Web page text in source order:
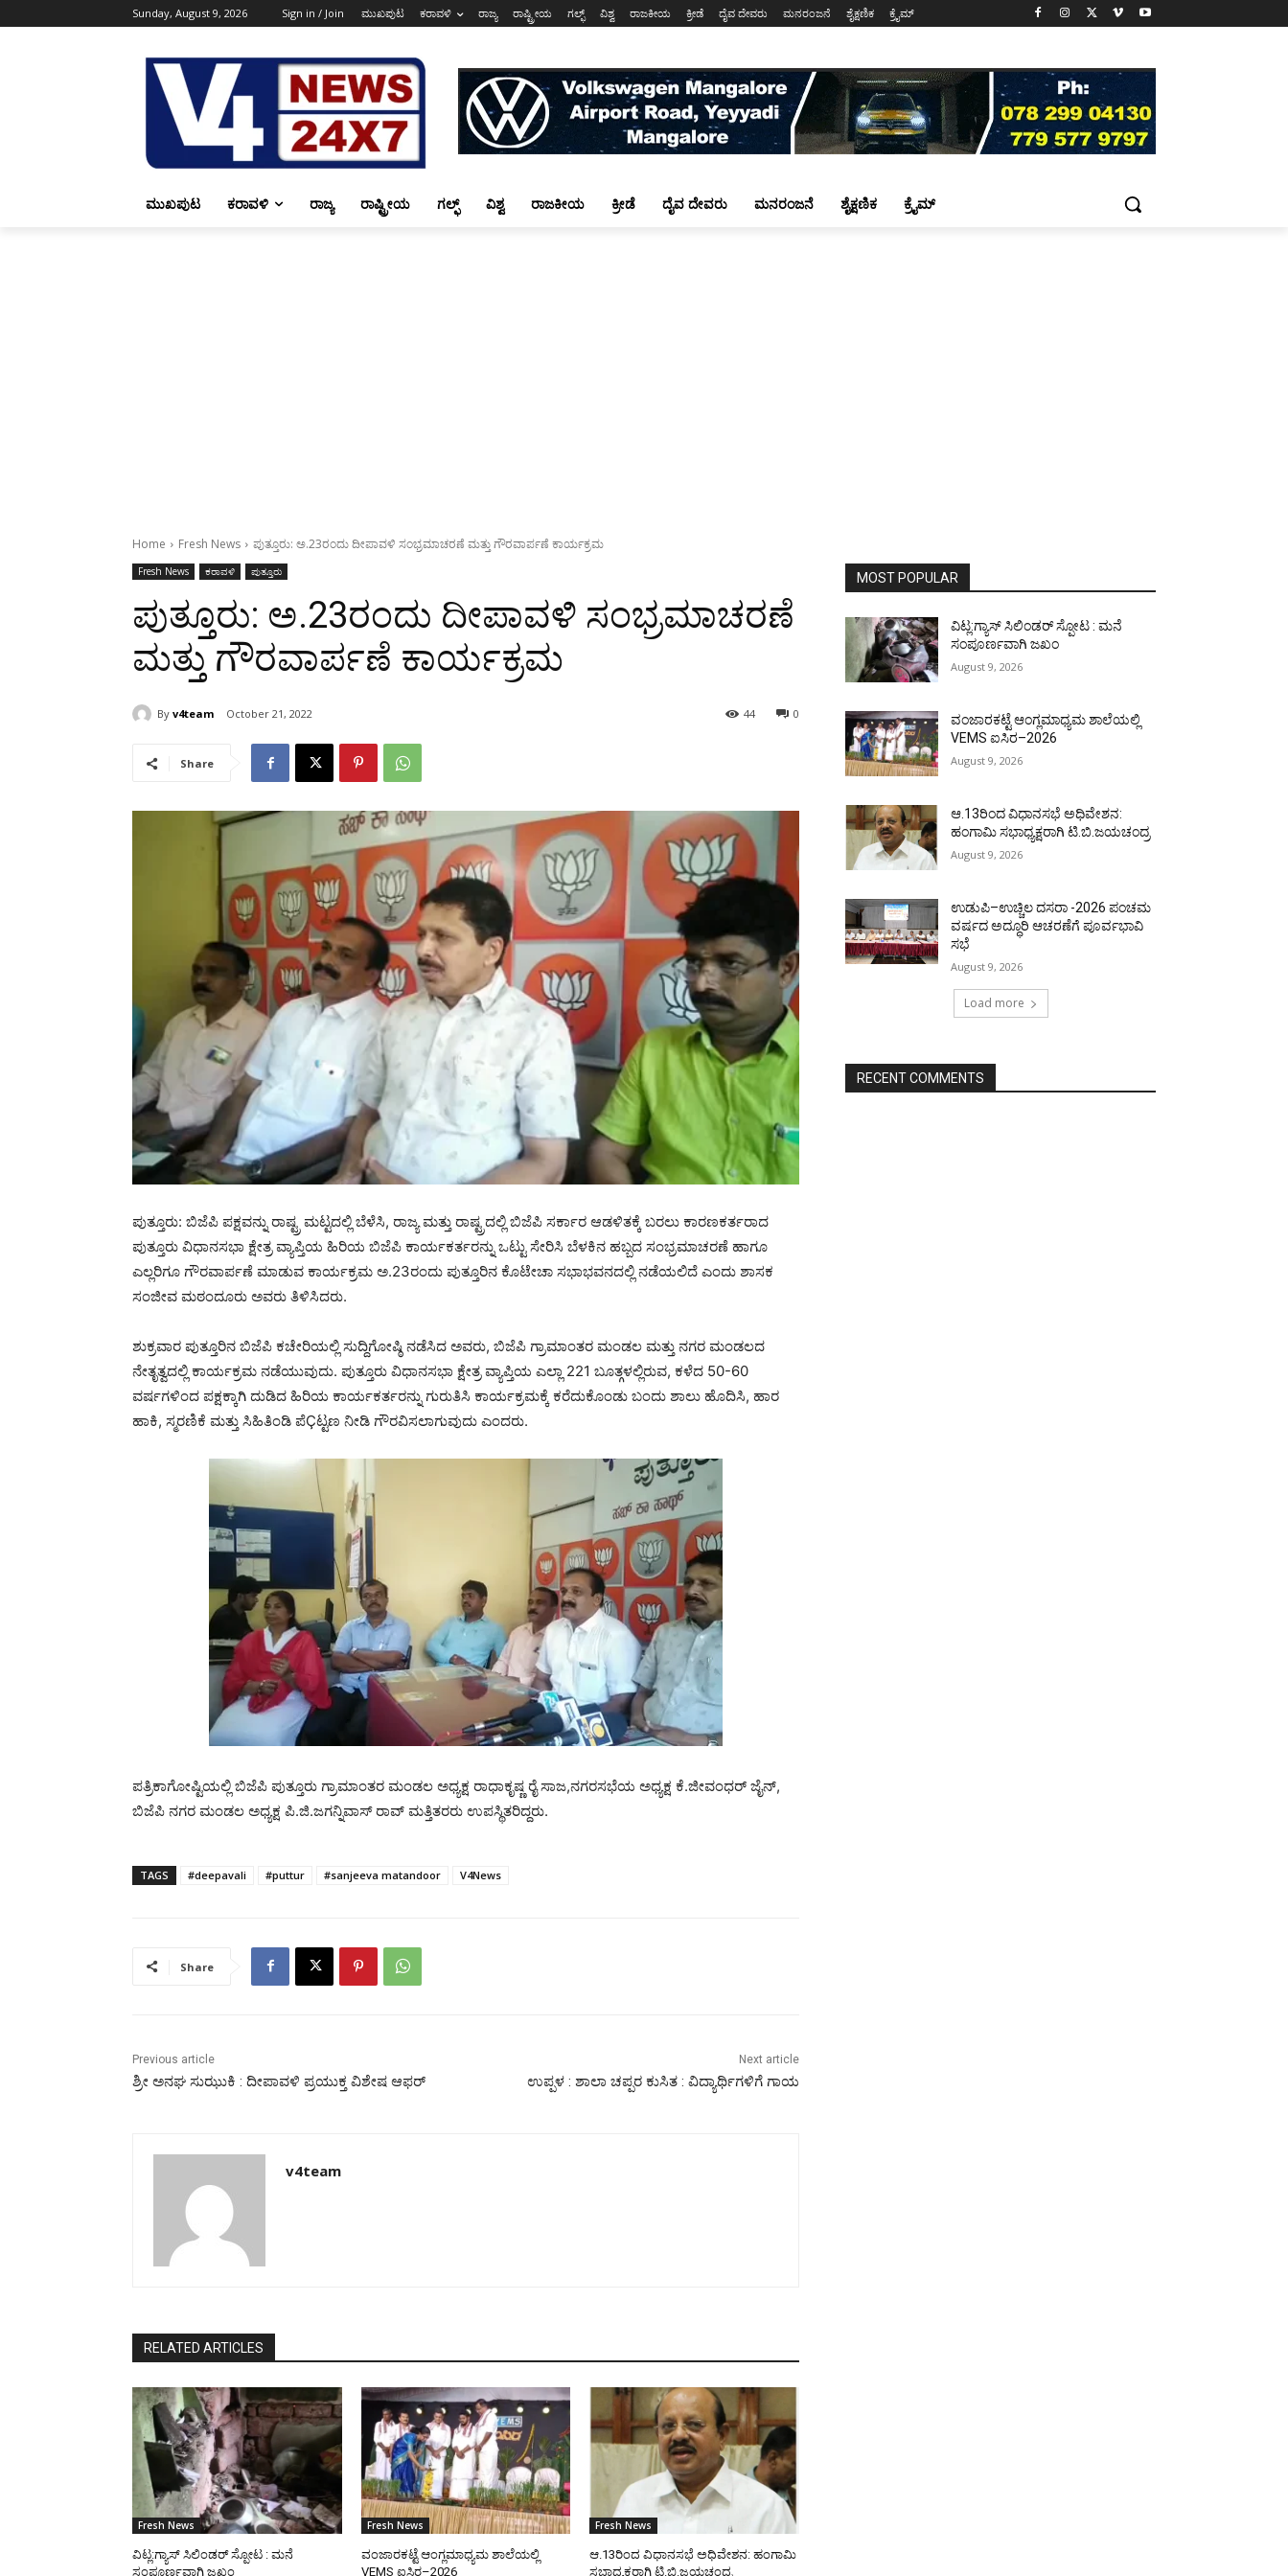
Sunday, August 9, 2026 Sign in / Join ಮುಖಪುಟ ಕರಾವಳಿ ರಾಜ್ಯ ರಾಷ್ಟ್ರೀಯ ಗಲ್ಫ್ ವಿಶ್ವ ರಾಜಕೀಯ ಕ್ರೀಡೆ ದೈವ ದೇವರು ಮನರಂಜನೆ ಶೈಕ್ಷಣಿಕ ಕ್ರೈಮ್
ಮುಖಪುಟ ಕರಾವಳಿ ರಾಜ್ಯ ರಾಷ್ಟ್ರೀಯ ಗಲ್ಫ್ ವಿಶ್ವ ರಾಜಕೀಯ ಕ್ರೀಡೆ ದೈವ ದೇವರು ಮನರಂಜನೆ ಶೈಕ್ಷಣಿಕ ಕ್ರೈಮ್
Home Fresh News ಪುತ್ತೂರು: ಅ.23ರಂದು ದೀಪಾವಳಿ ಸಂಭ್ರಮಾಚರಣೆ ಮತ್ತು ಗೌರವಾರ್ಪಣೆ ಕಾರ್ಯಕ್ರಮ
Fresh News ಕರಾವಳಿ ಪುತ್ತೂರು
ಪುತ್ತೂರು: ಅ.23ರಂದು ದೀಪಾವಳಿ ಸಂಭ್ರಮಾಚರಣೆ
ಮತ್ತು ಗೌರವಾರ್ಪಣೆ ಕಾರ್ಯಕ್ರಮ
By v4team October 21, 2022 0
44
Share
ಪುತ್ತೂರು: ಬಿಜೆಪಿ ಪಕ್ಷವನ್ನು ರಾಷ್ಟ್ರ ಮಟ್ಟದಲ್ಲಿ ಬೆಳೆಸಿ, ರಾಜ್ಯ ಮತ್ತು ರಾಷ್ಟ್ರದಲ್ಲಿ ಬಿಜೆಪಿ ಸರ್ಕಾರ ಆಡಳಿತಕ್ಕೆ ಬರಲು ಕಾರಣಕರ್ತರಾದ
ಪುತ್ತೂರು ವಿಧಾನಸಭಾ ಕ್ಷೇತ್ರ ವ್ಯಾಪ್ತಿಯ ಹಿರಿಯ ಬಿಜೆಪಿ ಕಾರ್ಯಕರ್ತರನ್ನು ಒಟ್ಟು ಸೇರಿಸಿ ಬೆಳಕಿನ ಹಬ್ಬದ ಸಂಭ್ರಮಾಚರಣೆ ಹಾಗೂ
ಎಲ್ಲರಿಗೂ ಗೌರವಾರ್ಪಣೆ ಮಾಡುವ ಕಾರ್ಯಕ್ರಮ ಅ.23ರಂದು ಪುತ್ತೂರಿನ ಕೊಟೇಚಾ ಸಭಾಭವನದಲ್ಲಿ ನಡೆಯಲಿದೆ ಎಂದು ಶಾಸಕ
ಸಂಜೀವ ಮಠಂದೂರು ಅವರು ತಿಳಿಸಿದರು.
ಶುಕ್ರವಾರ ಪುತ್ತೂರಿನ ಬಿಜೆಪಿ ಕಚೇರಿಯಲ್ಲಿ ಸುದ್ದಿಗೋಷ್ಠಿ ನಡೆಸಿದ ಅವರು, ಬಿಜೆಪಿ ಗ್ರಾಮಾಂತರ ಮಂಡಲ ಮತ್ತು ನಗರ ಮಂಡಲದ
ನೇತೃತ್ವದಲ್ಲಿ ಕಾರ್ಯಕ್ರಮ ನಡೆಯುವುದು. ಪುತ್ತೂರು ವಿಧಾನಸಭಾ ಕ್ಷೇತ್ರ ವ್ಯಾಪ್ತಿಯ ಎಲ್ಲಾ 221 ಬೂತ್ಗಳಲ್ಲಿರುವ, ಕಳೆದ 50-60
ವರ್ಷಗಳಿಂದ ಪಕ್ಷಕ್ಕಾಗಿ ದುಡಿದ ಹಿರಿಯ ಕಾರ್ಯಕರ್ತರನ್ನು ಗುರುತಿಸಿ ಕಾರ್ಯಕ್ರಮಕ್ಕೆ ಕರೆದುಕೊಂಡು ಬಂದು ಶಾಲು ಹೊದಿಸಿ, ಹಾರ
ಹಾಕಿ, ಸ್ಮರಣಿಕೆ ಮತ್ತು ಸಿಹಿತಿಂಡಿ ಪೆÇಟ್ಟಣ ನೀಡಿ ಗೌರವಿಸಲಾಗುವುದು ಎಂದರು.
ಪತ್ರಿಕಾಗೋಷ್ಟಿಯಲ್ಲಿ ಬಿಜೆಪಿ ಪುತ್ತೂರು ಗ್ರಾಮಾಂತರ ಮಂಡಲ ಅಧ್ಯಕ್ಷ ರಾಧಾಕೃಷ್ಣ ರೈ ಸಾಜ,ನಗರಸಭೆಯ ಅಧ್ಯಕ್ಷ ಕೆ.ಜೀವಂಧರ್ ಜೈನ್,
ಬಿಜೆಪಿ ನಗರ ಮಂಡಲ ಅಧ್ಯಕ್ಷ ಪಿ.ಜಿ.ಜಗನ್ನಿವಾಸ್ ರಾವ್ ಮತ್ತಿತರರು ಉಪಸ್ಥಿತರಿದ್ದರು.
TAGS #deepavali #puttur #sanjeeva matandoor V4News
Share
Previous article
ಶ್ರೀ ಅನಘ ಸುಝುಕಿ : ದೀಪಾವಳಿ ಪ್ರಯುಕ್ತ ವಿಶೇಷ ಆಫರ್
Next article
ಉಪ್ಪಳ : ಶಾಲಾ ಚಪ್ಪರ ಕುಸಿತ : ವಿದ್ಯಾರ್ಥಿಗಳಿಗೆ ಗಾಯ
v4team
RELATED ARTICLES
Fresh News
ವಿಟ್ಲ:ಗ್ಯಾಸ್ ಸಿಲಿಂಡರ್ ಸ್ಪೋಟ : ಮನೆ
ಸಂಪೂರ್ಣವಾಗಿ ಜಖಂ
Fresh News
ವಂಜಾರಕಟ್ಟೆ ಆಂಗ್ಲಮಾಧ್ಯಮ ಶಾಲೆಯಲ್ಲಿ
VEMS ಐಸಿರ–2026
Fresh News
ಆ.13ರಿಂದ ವಿಧಾನಸಭೆ ಅಧಿವೇಶನ: ಹಂಗಾಮಿ
ಸಭಾಧ್ಯಕ್ಷರಾಗಿ ಟಿ.ಬಿ.ಜಯಚಂದ್ರ
MOST POPULAR
ವಿಟ್ಲ:ಗ್ಯಾಸ್ ಸಿಲಿಂಡರ್ ಸ್ಪೋಟ : ಮನೆ
ಸಂಪೂರ್ಣವಾಗಿ ಜಖಂ
August 9, 2026
ವಂಜಾರಕಟ್ಟೆ ಆಂಗ್ಲಮಾಧ್ಯಮ ಶಾಲೆಯಲ್ಲಿ
VEMS ಐಸಿರ–2026
August 9, 2026
ಆ.13ರಿಂದ ವಿಧಾನಸಭೆ ಅಧಿವೇಶನ:
ಹಂಗಾಮಿ ಸಭಾಧ್ಯಕ್ಷರಾಗಿ ಟಿ.ಬಿ.ಜಯಚಂದ್ರ
August 9, 2026
ಉಡುಪಿ–ಉಚ್ಚಿಲ ದಸರಾ -2026 ಪಂಚಮ
ವರ್ಷದ ಅದ್ಧೂರಿ ಆಚರಣೆಗೆ ಪೂರ್ವಭಾವಿ
ಸಭೆ
August 9, 2026
Load more
RECENT COMMENTS